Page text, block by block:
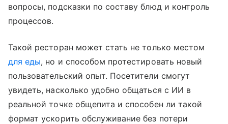
вопросы, подсказки по составу блюд и контроль
процессов.
Такой ресторан может стать не только местом
для еды, но и способом протестировать новый
пользовательский опыт. Посетители смогут
увидеть, насколько удобно общаться с ИИ в
реальной точке общепита и способен ли такой
формат ускорить обслуживание без потери